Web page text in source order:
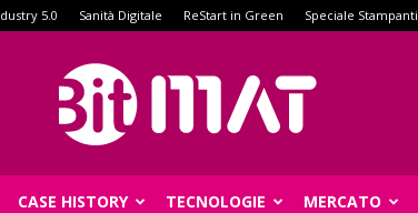
5.0 Sanità Digitale ReStart in Green Speciale Stampanti
CASE HISTORY TECNOLOGIE MERCATO